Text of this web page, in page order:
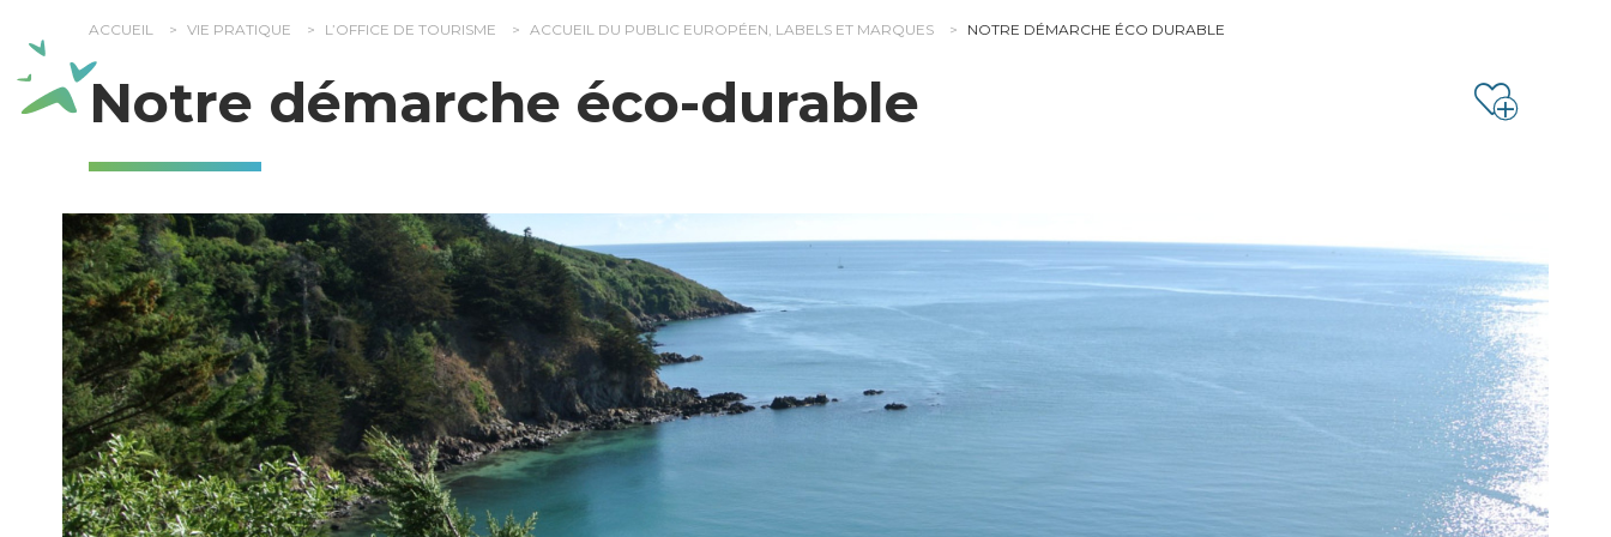
ACCUEIL VIE PRATIQUE L’OFFICE DE TOURISME ACCUEIL DU PUBLIC EUROPÉEN, LABELS ET MARQUES NOTRE DÉMARCHE ÉCO DURABLE
Notre démarche éco-durable